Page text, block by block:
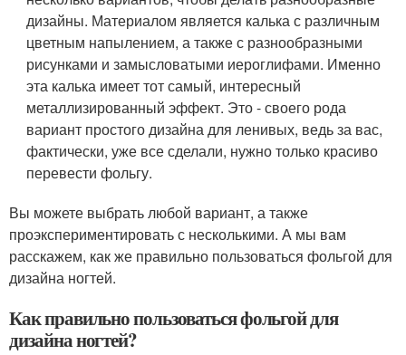
дизайны. Материалом является калька с различным
цветным напылением, а также с разнообразными
рисунками и замысловатыми иероглифами. Именно
эта калька имеет тот самый, интересный
металлизированный эффект. Это - своего рода
вариант простого дизайна для ленивых, ведь за вас,
фактически, уже все сделали, нужно только красиво
перевести фольгу.
Вы можете выбрать любой вариант, а также
проэкспериментировать с несколькими. А мы вам
расскажем, как же правильно пользоваться фольгой для
дизайна ногтей.
Как правильно пользоваться фольгой для
дизайна ногтей?